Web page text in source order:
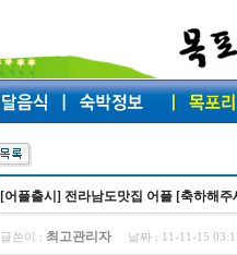
[어플출시] 전라남도맛집 어플 [축하해주
글쓴이 : 최고관리자 날짜 : 11-11-15